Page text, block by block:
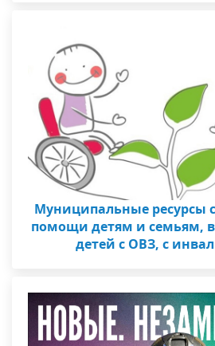
Муниципальные ресурсы
помощи детям и семьям,
детей с ОВЗ, с